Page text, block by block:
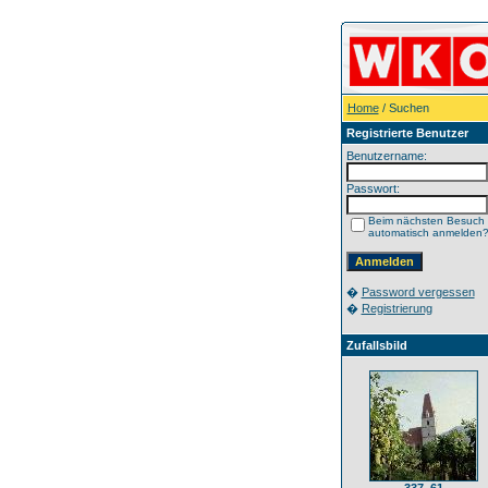
Home/ Suchen
Registrierte Benutzer
Benutzername:
Passwort:
Beim nächsten Besuch
automatisch anmelden?
� Password vergessen
� Registrierung
Zufallsbild